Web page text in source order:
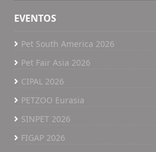
EVENTOS
Pet South America 2026
Pet Fair Asia 2026
CIPAL 2026
PETZOO Eurasia
SINPET 2026
FIGAP 2026